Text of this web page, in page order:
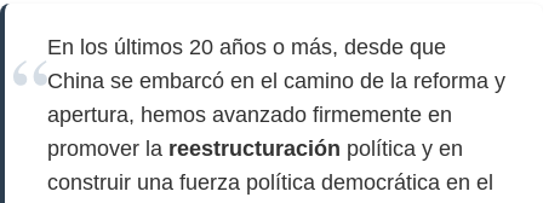
En los últimos 20 años o más, desde que
China se embarcó en el camino de la reforma y
apertura, hemos avanzado firmemente en
promover la reestructuración política y en
construir una fuerza política democrática en el